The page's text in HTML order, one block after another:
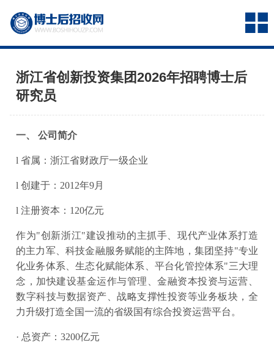
浙江省创新投资集团2026年招聘博士后
研究员
一、 公司简介
l 省属：浙江省财政厅一级企业
l 创建于：2012年9月
l 注册资本：120亿元
作为"创新浙江"建设推动的主抓手、现代产业体系打造
的主力军、科技金融服务赋能的主阵地，集团坚持"专业
化业务体系、生态化赋能体系、平台化管控体系"三大理
念，加快建设基金运作与管理、金融资本投资与运营、
数字科技与数据资产、战略支撑性投资等业务板块，全
力升级打造全国一流的省级国有综合投资运营平台。
· 总资产：3200亿元